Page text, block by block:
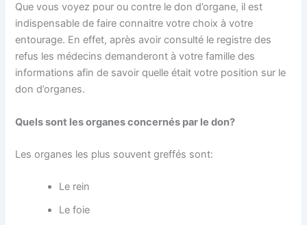
Que vous voyez pour ou contre le don d’organe, il est
indispensable de faire connaitre votre choix à votre
entourage. En effet, après avoir consulté le registre des
refus les médecins demanderont à votre famille des
informations afin de savoir quelle était votre position sur le
don d’organes.
Quels sont les organes concernés par le don?
Les organes les plus souvent greffés sont:
Le rein
Le foie